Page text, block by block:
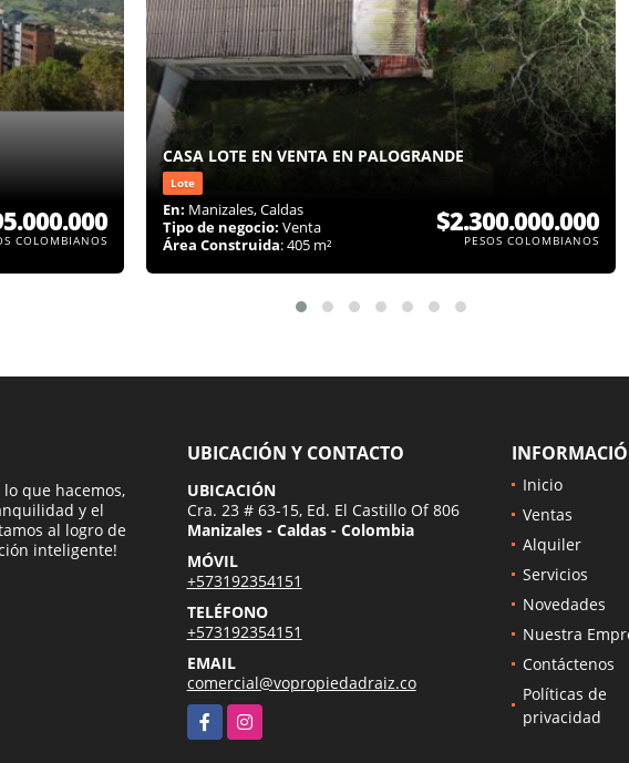
COLOMBIANOS
CASA LOTE EN VENTA EN PALOGRANDE
Lote
En: Manizales, Caldas
Tipo de negocio: Venta
Área Construida: 405 m²
$2.300.000.000
PESOS COLOMBIANOS
que hacemos,
y el
al logro de
inteligente!
UBICACIÓN Y CONTACTO
UBICACIÓN
Cra. 23 # 63-15, Ed. El Castillo Of 806
Manizales - Caldas - Colombia
MÓVIL
+573192354151
TELÉFONO
+573192354151
EMAIL
comercial@vopropiedadraiz.co
FacebookInstagram
Inicio
Ventas
Alquiler
Servicios
Novedades
Nuestra
Contáctenos
Políticas de
privacidad